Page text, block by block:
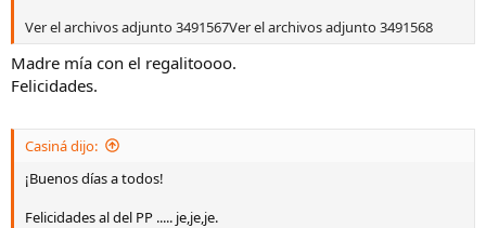
Ver el archivos adjunto 3491567Ver el archivos adjunto 3491568
Madre mía con el regalitoooo.
Felicidades.
Casiná dijo:
¡Buenos días a todos!
Felicidades al del PP ..... je,je,je.